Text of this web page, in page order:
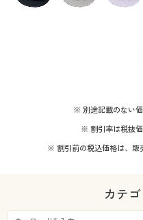
※ 別途記載のない価
※ 割引率は税抜価
※ 割引前の税込価格は、販
カテ